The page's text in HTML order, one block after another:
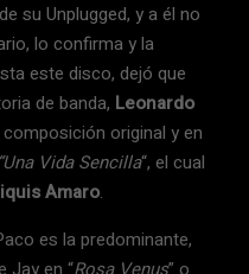
su Unplugged, y a él no
lo confirma y la
este disco, dejó que
de banda, Leonardo
original y en
“Una Vida Sencilla“, el cual
Amaro.
es la predominante,